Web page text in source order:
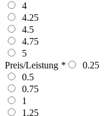
4
4.25
4.5
4.75
5
Preis/Leistung *
0.25
0.5
0.75
1
1.25